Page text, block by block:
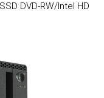
DVD-RW/Intel HD